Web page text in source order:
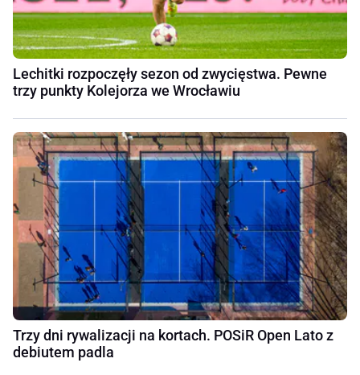
Lechitki rozpoczęły sezon od zwycięstwa. Pewne
trzy punkty Kolejorza we Wrocławiu
Trzy dni rywalizacji na kortach. POSiR Open Lato z
debiutem padla